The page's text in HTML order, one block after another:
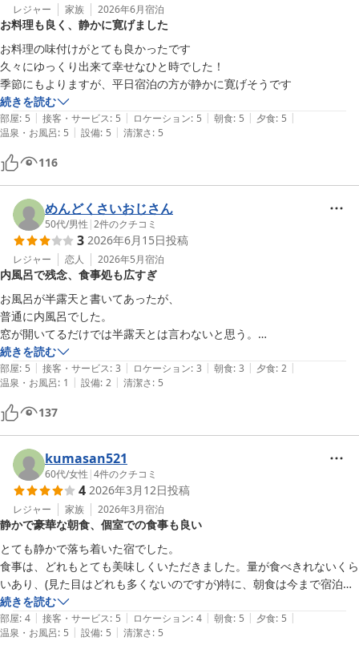
レジャー 家族 2026年6月宿泊
お料理も良く、静かに寛げました
お料理の味付けがとても良かったです
久々にゆっくり出来て幸せなひと時でした！
季節にもよりますが、平日宿泊の方が静かに寛げそうです
続きを読む
部屋: 5 | 接客・サービス: 5 | ロケーション: 5 | 朝食: 5 | 夕食: 5 |
温泉・お風呂: 5 | 設備: 5 | 清潔さ: 5
116
めんどくさいおじさん
50代/男性 |2件のクチコミ
3 2026年6月15日投稿
レジャー 恋人 2026年5月宿泊
内風呂で残念、食事処も広すぎ
お風呂が半露天と書いてあったが、
普通に内風呂でした。
窓が開いてるだけでは半露天とは言わないと思う。
食事処のテーブルが大きくて2人離れて座ってる感じでした。
続きを読む
部屋: 5 | 接客・サービス: 3 | ロケーション: 3 | 朝食: 3 | 夕食: 2 |
温泉・お風呂: 1 | 設備: 2 | 清潔さ: 5
137
kumasan521
60代/女性 |4件のクチコミ
4 2026年3月12日投稿
レジャー 家族 2026年3月宿泊
静かで豪華な朝食、個室での食事も良い
とても静かで落ち着いた宿でした。
食事は、どれもとても美味しくいただきました。量が食べきれないくら
いあり、(見た目はどれも多くないのですが)特に、朝食は今まで宿泊し
た中で、一番豪華で美味しくよかったです。
普段、少食の主人も今回は、量が多かったにもかかわらず、ほとんど食
べました。
続きを読む
部屋: 4 | 接客・サービス: 5 | ロケーション: 4 | 朝食: 5 | 夕食: 5 |
温泉・お風呂: 5 | 設備: 5 | 清潔さ: 5